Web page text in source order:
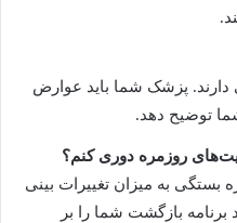
پزشک شما باید عوارض
توضیح دهد.
بستگی به میزان تغییرات بینی
برنامه بازگشت شما را بر